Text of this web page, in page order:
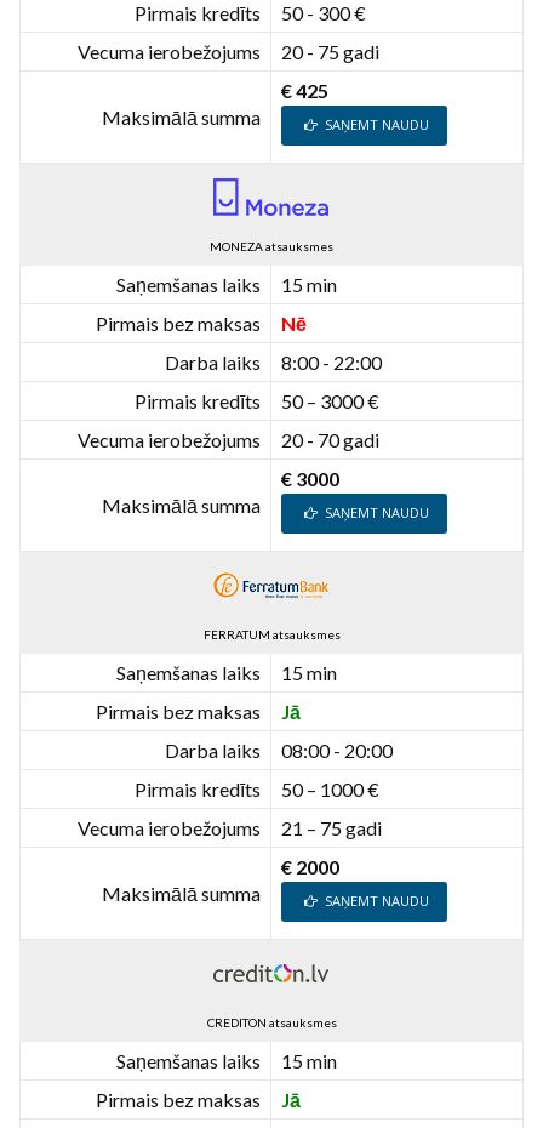
Pirmais kredīts
50 - 300 €
Vecuma ierobežojums
20 - 75 gadi
Maksimālā summa
€ 425
SAŅEMT NAUDU
MONEZA atsauksmes
Saņemšanas laiks
15 min
Pirmais bez maksas
Nē
Darba laiks
8:00 - 22:00
Pirmais kredīts
50 – 3000 €
Vecuma ierobežojums
20 - 70 gadi
Maksimālā summa
€ 3000
SAŅEMT NAUDU
FERRATUM atsauksmes
Saņemšanas laiks
15 min
Pirmais bez maksas
Jā
Darba laiks
08:00 - 20:00
Pirmais kredīts
50 – 1000 €
Vecuma ierobežojums
21 – 75 gadi
Maksimālā summa
€ 2000
SAŅEMT NAUDU
CREDITON atsauksmes
Saņemšanas laiks
15 min
Pirmais bez maksas
Jā